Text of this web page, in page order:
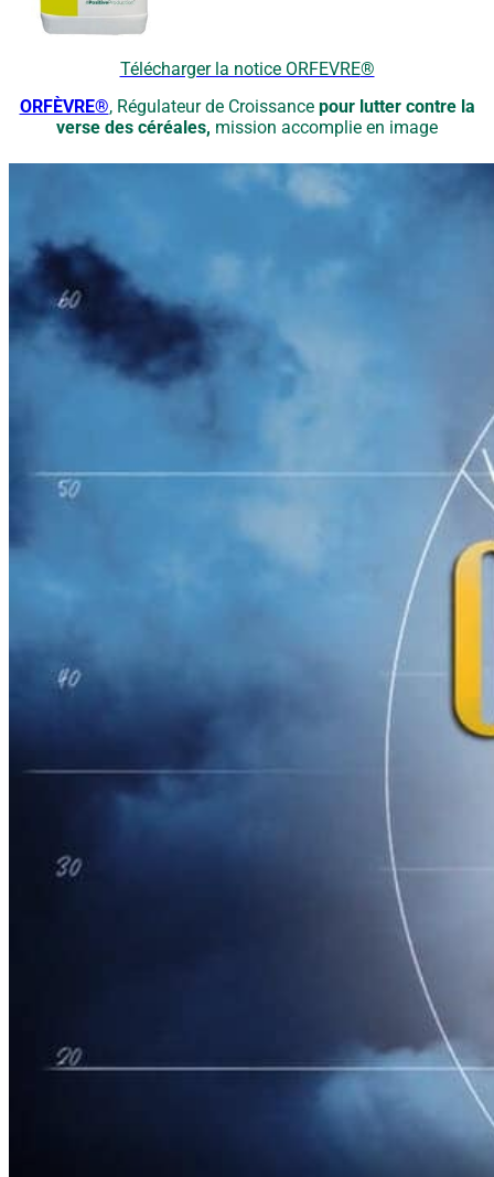
Télécharger la notice ORFEVRE®
ORFÈVRE®, Régulateur de Croissance pour lutter contre la
verse des céréales, mission accomplie en image